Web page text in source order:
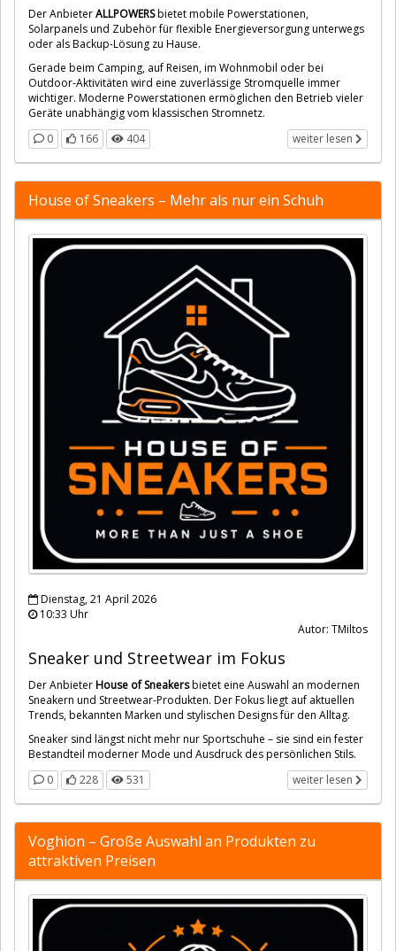
Der AnbieterALLPOWERSbietet mobile Powerstationen,
Solarpanels und Zubehör für flexible Energieversorgung unterwegs
oder als Backup-Lösung zu Hause.
Gerade beim Camping, auf Reisen, im Wohnmobil oder bei
Outdoor-Aktivitäten wird eine zuverlässige Stromquelle immer
wichtiger. Moderne Powerstationen ermöglichen den Betrieb vieler
Geräte unabhängig vom klassischen Stromnetz.
0
166 404 weiter lesen
House of Sneakers – Mehr als nur ein Schuh
Dienstag, 21 April 2026
10:33 Uhr
Autor: TMiltos
Sneaker und Streetwear im Fokus
Der AnbieterHouse of Sneakersbietet eine Auswahl an modernen
Sneakern und Streetwear-Produkten. Der Fokus liegt auf aktuellen
Trends, bekannten Marken und stylischen Designs für den Alltag.
Sneaker sind längst nicht mehr nur Sportschuhe – sie sind ein fester
Bestandteil moderner Mode und Ausdruck des persönlichen Stils.
0
228 531 weiter lesen
Voghion – Große Auswahl an Produkten zu
attraktiven Preisen